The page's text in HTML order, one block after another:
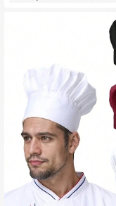
a, vacaciones, festival, viaje